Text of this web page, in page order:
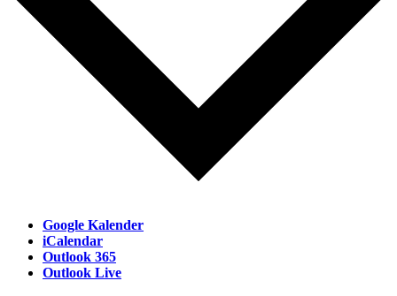
Google Kalender
iCalendar
Outlook 365
Outlook Live